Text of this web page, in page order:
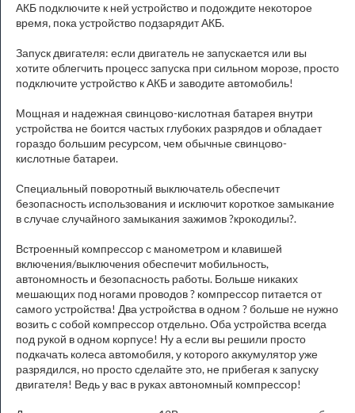
АКБ подключите к ней устройство и подождите некоторое
время, пока устройство подзарядит АКБ.
Запуск двигателя: если двигатель не запускается или вы
хотите облегчить процесс запуска при сильном морозе, просто
подключите устройство к АКБ и заводите автомобиль!
Мощная и надежная свинцово-кислотная батарея внутри
устройства не боится частых глубоких разрядов и обладает
гораздо большим ресурсом, чем обычные свинцово-
кислотные батареи.
Специальный поворотный выключатель обеспечит
безопасность использования и исключит короткое замыкание
в случае случайного замыкания зажимов ?крокодилы?.
Встроенный компрессор с манометром и клавишей
включения/выключения обеспечит мобильность,
автономность и безопасность работы. Больше никаких
мешающих под ногами проводов ? компрессор питается от
самого устройства! Два устройства в одном ? больше не нужно
возить с собой компрессор отдельно. Оба устройства всегда
под рукой в одном корпусе! Ну а если вы решили просто
подкачать колеса автомобиля, у которого аккумулятор уже
разрядился, но просто сделайте это, не прибегая к запуску
двигателя! Ведь у вас в руках автономный компрессор!